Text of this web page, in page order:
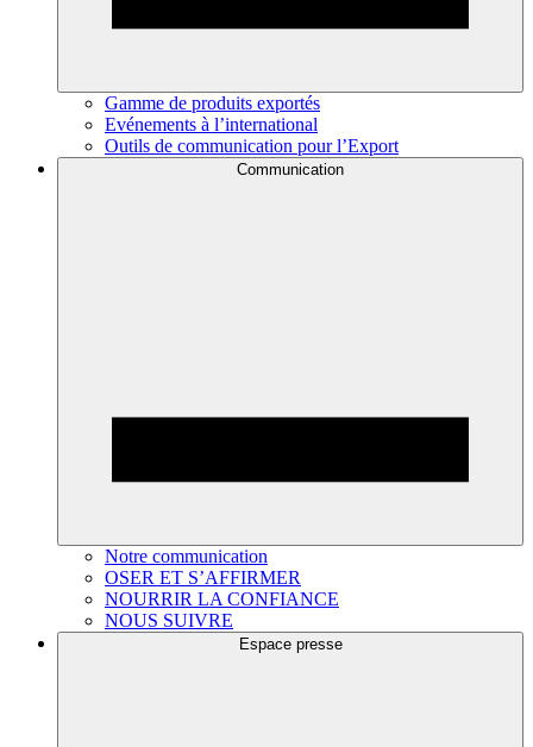
Gamme de produits exportés
Evénements à l’international
Outils de communication pour l’Export
Communication
Notre communication
OSER ET S’AFFIRMER
NOURRIR LA CONFIANCE
NOUS SUIVRE
Espace presse